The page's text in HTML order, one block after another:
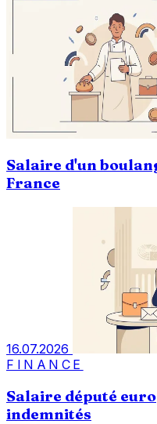
Salaire d'un
France
16.07.2026
FINANCE
Salaire député
indemnités